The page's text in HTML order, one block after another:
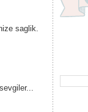
saglik.